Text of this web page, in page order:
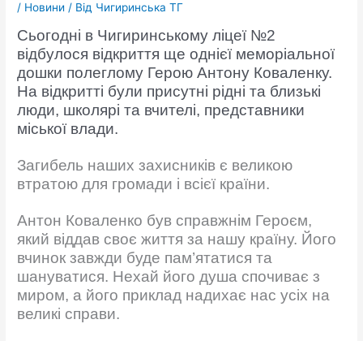
/ Новини / Від Чигиринська ТГ
Сьогодні в Чигиринському ліцеї №2
відбулося відкриття ще однієї меморіальної
дошки полеглому Герою Антону Коваленку.
На відкритті були присутні рідні та близькі
люди, школярі та вчителі, представники
міської влади.
Загибель наших захисників є великою
втратою для громади і всієї країни.
Антон Коваленко був справжнім Героєм,
який віддав своє життя за нашу країну. Його
вчинок завжди буде пам’ятатися та
шануватися. Нехай його душа спочиває з
миром, а його приклад надихає нас усіх на
великі справи.